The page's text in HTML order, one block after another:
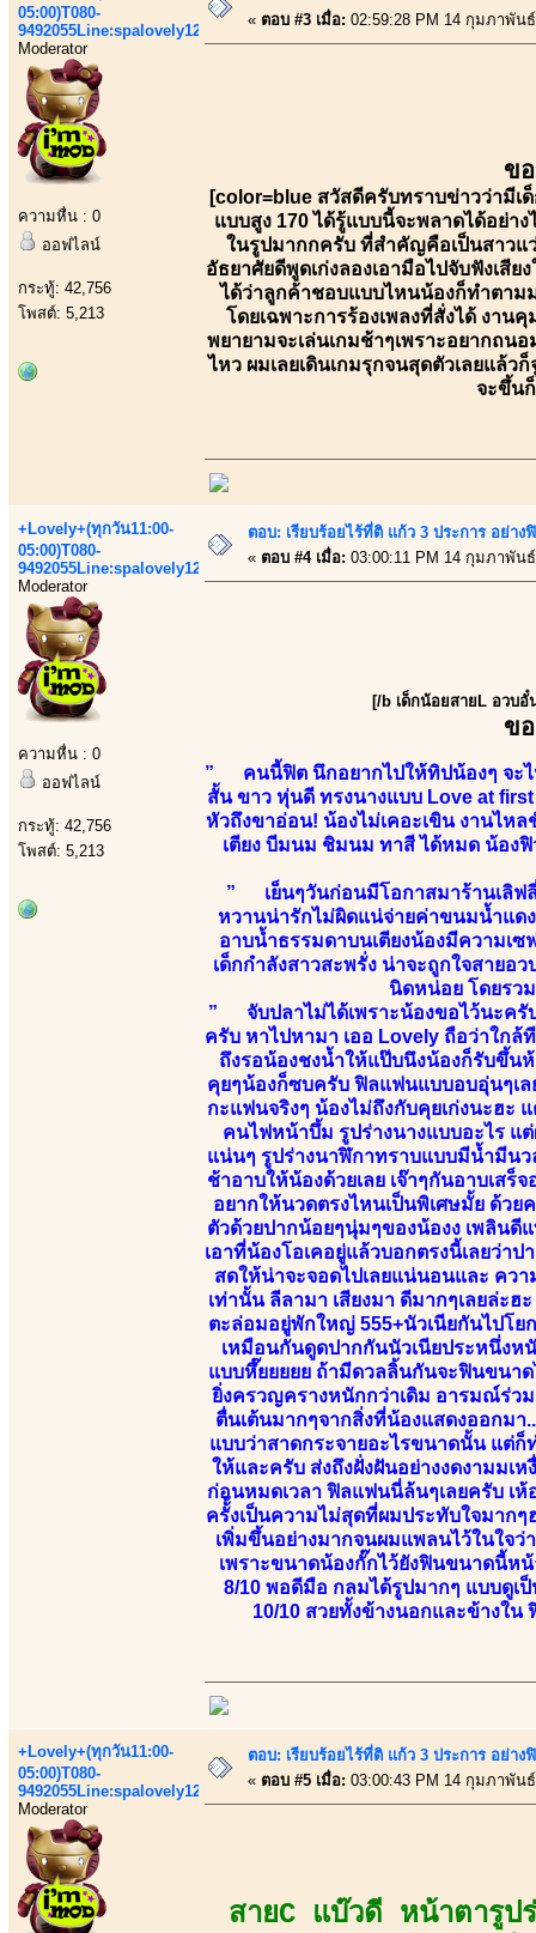
05:00)T080-
9492055Line:spalovely123
Moderator
ความหื่น : 0
ออฟไลน์
กระทู้: 42,756
โพสต์: 5,213
« ตอบ #3 เมื่อ: 02:59:28 PM 14 กุมภาพัน
ข
[color=blue สวัสดีครับทราบข่าวว่ามี
แบบสูง 170 ได้รู้แบบนี้จะพลาดได้อย่า
ในรูปมากกครับ ที่สำคัญคือเป็นสาวแ
อัธยาศัยดีพูดเก่งลองเอามือไปจับฟังเสี
ได้ว่าลูกค้าชอบแบบไหนน้องก็ทำตาม
โดยเฉพาะการร้องเพลงที่สั่งได้ งา
พยายามจะเล่นเกมช้าๆเพราะอยากถน
ไหว ผมเลยเดินเกมรุกจนสุดตัวเลยแล้
จะขึ้น
+Lovely+(ทุกวัน11:00-
05:00)T080-
9492055Line:spalovely123
Moderator
ความหื่น : 0
ออฟไลน์
กระทู้: 42,756
โพสต์: 5,213
ตอบ: เรียบร้อยไร้ที่ติ แก้ว 3 ประการ อย่า
« ตอบ #4 เมื่อ: 03:00:11 PM 14 กุมภาพัน
[/b เด็กน้อยสายL อวบ
ข
” คนนี้ฟิต นึกอยากไปให้ทิปน้องๆ จะไป
สั้น ขาว หุ่นดี ทรงนางแบบ Love at
หัวถึงขาอ่อน! น้องไม่เคอะเขิน งานไห
เตียง บีมนม ชิมนม ทาสี ได้หมด น้องฟิ
” เย็นๆวันก่อนมีโอกาสมาร้านเลิฟ
หวานน่ารักไม่ผิดแน่จ่ายค่าขนมน้ำแด
อาบน้ำธรรมดาบนเตียงน้องมีความเ
เด็กกำลังสาวสะพรั่ง น่าจะถูกใจสาย
นิดหน่อย โดยรว
” จับปลาไม่ได้เพราะน้องขอไว้นะครับ
ครับ หาไปหามา เออ Lovely ถือว่าใกล้
ถึงรอน้องชงน้ำให้แป๊บนึงน้องก็รับขึ้น
คุยๆน้องก็ซบครับ ฟิลแฟนแบบอบอุ่นๆเ
กะแฟนจริงๆ น้องไม่ถึงกับคุยเก่งนะฮะ
คนไฟหน้าบึ้ม รูปร่างนางแบบอะไร แ
แน่นๆ รูปร่างนาฬิกาทราบแบบมีน้ำมีน
ช้าอาบให้น้องด้วยเลย เจ๊าๆกันอาบเส
อยากให้นวดตรงไหนเป็นพิเศษมั้ย ด้วย
ตัวด้วยปากน้อยๆนุ่มๆของน้องง เพลิน
เอาที่น้องโอเคอยู่แล้วบอกตรงนี้เลยว่า
สดให้น่าจะจอดไปเลยแน่นอนและ คว
เท่านั้น ลีลามา เสียงมา ดีมากๆเลยล่ะ
ตะล่อมอยู่พักใหญ่ 555+นัวเนียกันไปโ
เหมือนกันดูดปากกันนัวเนียประหนึ่ง
แบบหึ๊ยยยยย ถ้ามีดวลลิ้นกันจะฟินขนา
ยิ่งครวญครางหนักกว่าเดิม อารมณ์ร่ว
ตื่นเต้นมากๆจากสิ่งที่น้องแสดงออกมา
แบบว่าสาดกระจายอะไรขนาดนั้น แต่ก็
ให้และครับ ส่งถึงฝั่งฝันอย่างงดงามม
ก่อนหมดเวลา ฟิลแฟนนี่ล้นๆเลยครับ เ
ครั้้งเป็นความไม่สุดที่ผมประทับใจมากๆ
เพิ่มขึ้นอย่างมากจนผมแพลนไว้ในใจว่
เพราะขนาดน้องกั๊กไว้ยังฟินขนาดนี้ห
8/10 พอดีมือ กลมได้รูปมากๆ แบบดูเ
10/10 สวยทั้งข้างนอกและข้างใ
+Lovely+(ทุกวัน11:00-
05:00)T080-
9492055Line:spalovely123
Moderator
ตอบ: เรียบร้อยไร้ที่ติ แก้ว 3 ประการ อย่า
« ตอบ #5 เมื่อ: 03:00:43 PM 14 กุมภาพัน
สายC แบ๊วดี หน้าตารู